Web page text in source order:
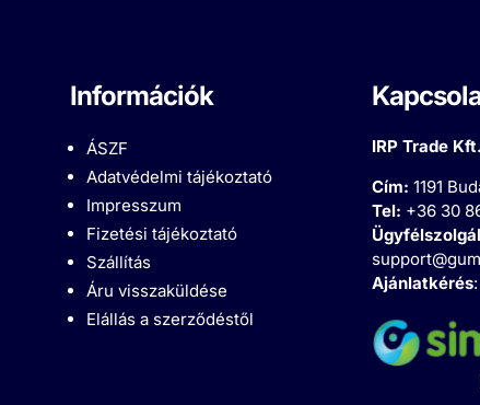
Információk
ÁSZF
Adatvédelmi tájékoztató
Impresszum
Fizetési tájékoztató
Szállítás
Áru visszaküldése
Elállás a szerződéstől
IRP Trade Kft.
Cím: 1191
Tel: +36 30
Ajánlatkérés: